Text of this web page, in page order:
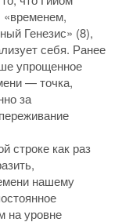
«временем,
Генезис» (8),
себя. Ранее
упрощенное
— точка,
за
строке как раз
нашему
на уровне